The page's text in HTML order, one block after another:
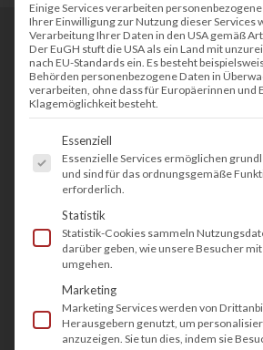
KONTAKT
tectonika GmbH
Kruppstraße 82 - 100
45145 Essen
Anfahrt
Fon:0201 5088 7630
Mail:info@tectonika.de
Einige Services verarbeiten
Ihrer Einwilligung zur Nutzung dieser Services
Verarbeitung Ihrer Daten in den USA gemäß
Der EuGH stuft die USA als ein Land mit
nach EU-Standards ein. Es besteht
Behörden personenbezogene Daten in
verarbeiten, ohne dass für Europäerinnen und
Klagemöglichkeit besteht.
Es folgt eine Liste der
Essenziell
Essenzielle Services ermöglichen
und sind für das ordnungsgemäße
erforderlich.
Statistik
Statistik-Cookies sammeln
darüber geben, wie unsere Besucher
umgehen.
Marketing
Marketing Services werden von
Herausgebern genutzt, um
anzuzeigen. Sie tun dies, indem sie